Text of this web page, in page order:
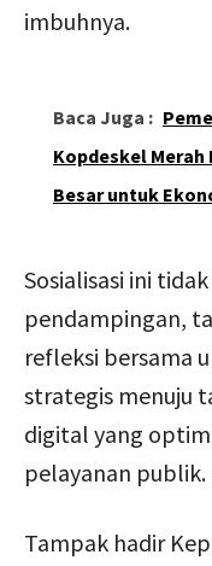
imbuhnya.
Baca Juga :
Kopdeskel Merah
Besar untuk
Sosialisasi ini
pendampingan,
refleksi bersama
strategis menuju
digital yang
pelayanan publik.
Tampak hadir